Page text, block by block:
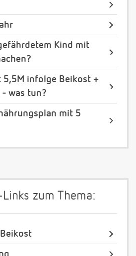
Kind mit
infolge Beikost +
was tun?
mit 5
zum Thema: